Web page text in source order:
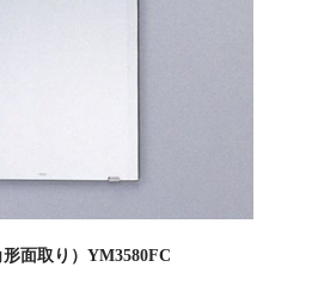
面取り）YM3580FC